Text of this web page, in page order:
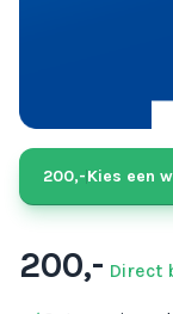
200,-Kies een
200,- Direct